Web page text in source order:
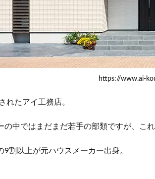
https://www.ai-
れたアイ工務店。
の中ではまだまだ若手の部類ですが、こ
9割以上が元ハウスメーカー出身。